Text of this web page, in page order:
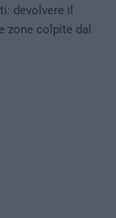
devolvere il
zone colpite dal